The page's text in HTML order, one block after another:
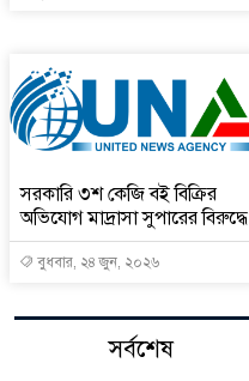
সরকারি ৩শ কেজি বই বিক্রির
অভিযোগ মাদ্রাসা সুপারের বিরুদ্ধে
বুধবার, ২৪ জুন, ২০২৬
সর্বশেষ